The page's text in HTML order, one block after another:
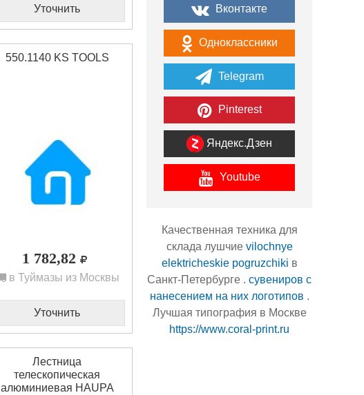
Уточнить
550.1140 KS TOOLS
1 782,82
в Туймазы из Москвы
Уточнить
Лестница
телескопическая
алюминиевая HAUPA
Вконтакте
Одноклассники
Telegram
Pinterest
Яндекс.Дзен
Youtube
Качественная техника для
склада лушчие vilochnye
elektricheskie pogruzchiki в
Санкт-Петербурге . сувениров с
нанесением на них логотипов .
Лучшая типография в Москве
https://www.coral-print.ru